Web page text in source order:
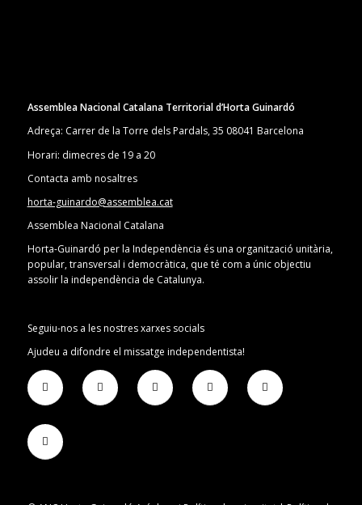
Assemblea Nacional Catalana Territorial d’Horta Guinardó
Adreça: Carrer de la Torre dels Pardals, 35 08041 Barcelona
Horari: dimecres de 19 a 20
Contacta amb nosaltres
horta-guinardo@assemblea.cat
Assemblea Nacional Catalana
Horta-Guinardó per la Independència és una organització unitària,
popular, transversal i democràtica, que té com a únic objectiu
assolir la independència de Catalunya.
Seguiu-nos a les nostres xarxes socials
Ajudeu a difondre el missatge independentista!